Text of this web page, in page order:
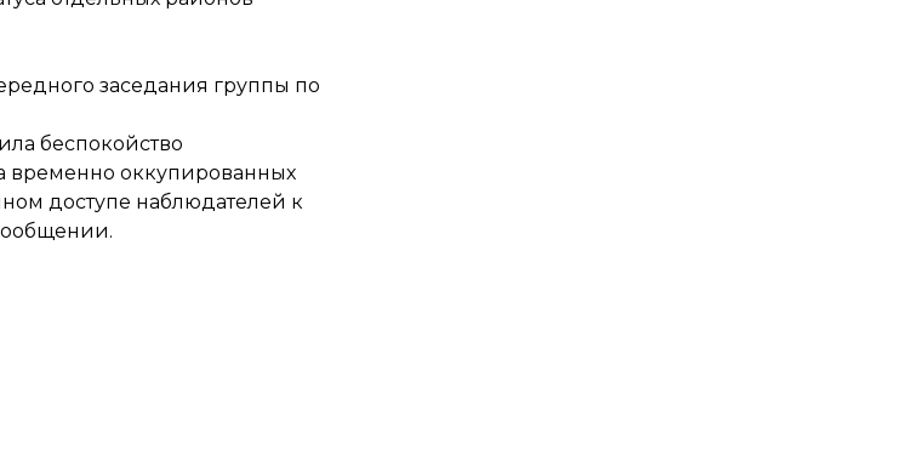
заседания группы по
беспокойство
временно оккупированных
доступе наблюдателей к